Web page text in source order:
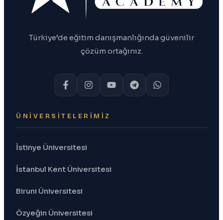
Türkiye’de eğitim danışmanlığında güvenilir
çözüm ortağınız.
ÜNIVERSITELERIMIZ
İstinye Üniversitesi
İstanbul Kent Üniversitesi
Biruni Üniversitesi
Özyeğin Üniversitesi